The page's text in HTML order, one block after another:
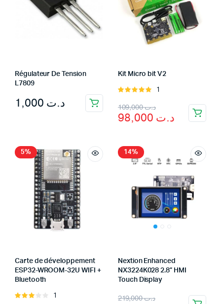
Régulateur De Tension
L7809
د.ت
Kit Micro bit V2
Rated
5
1
د.ت109,000
Original
price
د.ت 109,000.
د.ت
Current
price
د.ت 98,000.
5%
Carte de développement
ESP32-WROOM-32U WIFI +
Bluetooth
Rated
1
14%
Nextion Enhanced
NX3224K028 2.8” HMI
Touch Display
د.ت219,000
Original
Current